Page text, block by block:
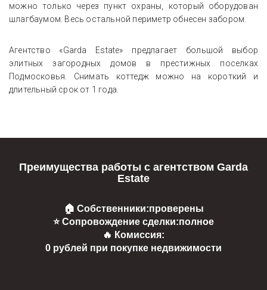
можно только через пункт охраны, который оборудован
шлагбаумом. Весь остальной периметр обнесен забором.
Агентство «Garda Estate» предлагает большой выбор
элитных загородных домов в престижных поселках
Подмосковья. Снимать коттедж можно на короткий и
длительный срок от 1 года.
Преимущества работы с агентством Garda
Estate
🏠 Собственники:проверены
⭐ Сопровождение сделки:полное
🔥 Комиссия:
0 рублей при покупке недвижимости